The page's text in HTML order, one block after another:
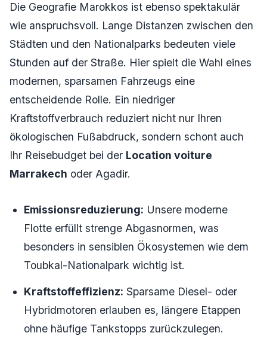
Die Geografie Marokkos ist ebenso spektakulär
wie anspruchsvoll. Lange Distanzen zwischen den
Städten und den Nationalparks bedeuten viele
Stunden auf der Straße. Hier spielt die Wahl eines
modernen, sparsamen Fahrzeugs eine
entscheidende Rolle. Ein niedriger
Kraftstoffverbrauch reduziert nicht nur Ihren
ökologischen Fußabdruck, sondern schont auch
Ihr Reisebudget bei der Location voiture
Marrakech oder Agadir.
Emissionsreduzierung: Unsere moderne
Flotte erfüllt strenge Abgasnormen, was
besonders in sensiblen Ökosystemen wie dem
Toubkal-Nationalpark wichtig ist.
Kraftstoffeffizienz: Sparsame Diesel- oder
Hybridmotoren erlauben es, längere Etappen
ohne häufige Tankstopps zurückzulegen.